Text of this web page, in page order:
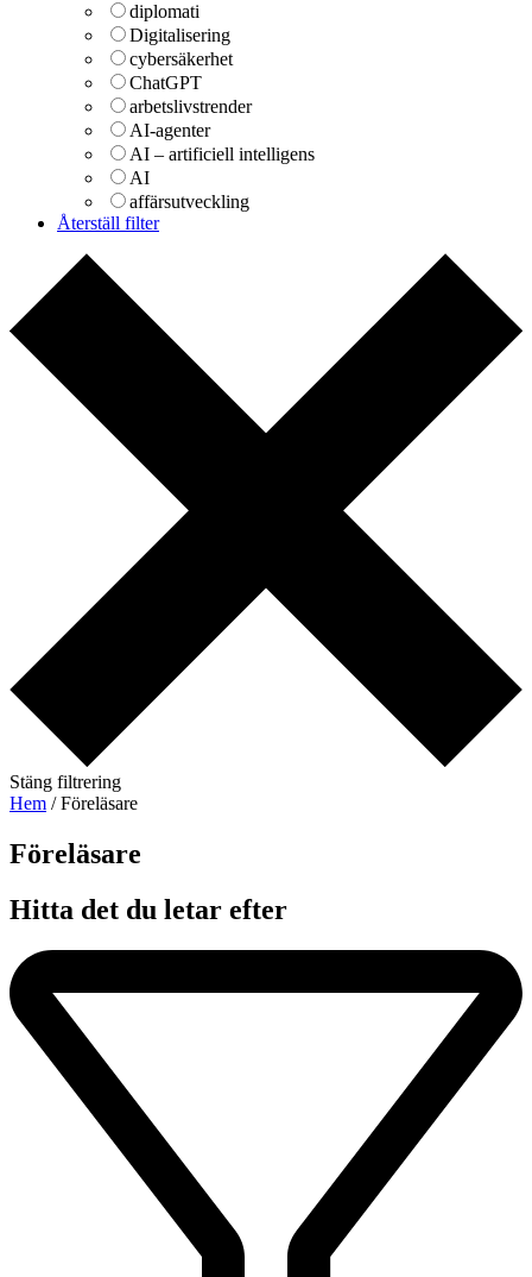
diplomati
Digitalisering
cybersäkerhet
ChatGPT
arbetslivstrender
AI-agenter
AI – artificiell intelligens
AI
affärsutveckling
Återställ filter
Stäng filtrering
Hem / Föreläsare
Föreläsare​
Hitta det du letar efter​